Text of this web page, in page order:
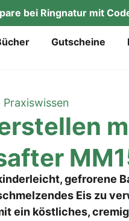
bei Ringnatur mit
Gut­schei­ne
Praxiswissen
gefrorene
Eis zu
ein köstliches,